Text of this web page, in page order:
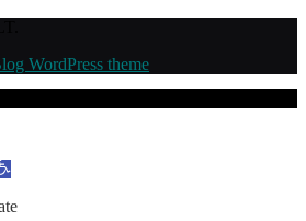
WordPress theme